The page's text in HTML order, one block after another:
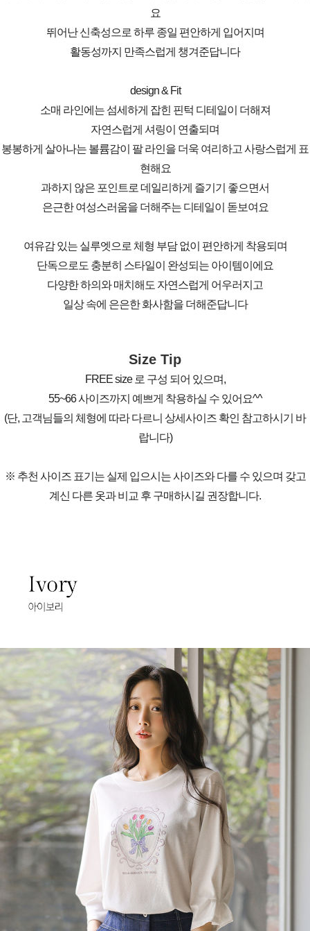
요
뛰어난 신축성으로 하루 종일 편안하게 입어지며
활동성까지 만족스럽게 챙겨준답니다
design & Fit
소매 라인에는 섬세하게 잡힌 핀턱 디테일이 더해져
자연스럽게 셔링이 연출되며
봉봉하게 살아나는 볼륨감이 팔 라인을 더욱 여리하고 사랑스럽게 표
현해요
과하지 않은 포인트로 데일리하게 즐기기 좋으면서
은근한 여성스러움을 더해주는 디테일이 돋보여요
여유감 있는 실루엣으로 체형 부담 없이 편안하게 착용되며
단독으로도 충분히 스타일이 완성되는 아이템이에요
다양한 하의와 매치해도 자연스럽게 어우러지고
일상 속에 은은한 화사함을 더해준답니다
Size Tip
FREE size 로 구성 되어 있으며,
55~66 사이즈까지 예쁘게 착용하실 수 있어요^^
(단, 고객님들의 체형에 따라 다르니 상세사이즈 확인 참고하시기 바
랍니다)
※ 추천 사이즈 표기는 실제 입으시는 사이즈와 다를 수 있으며 갖고
계신 다른 옷과 비교 후 구매하시길 권장합니다.